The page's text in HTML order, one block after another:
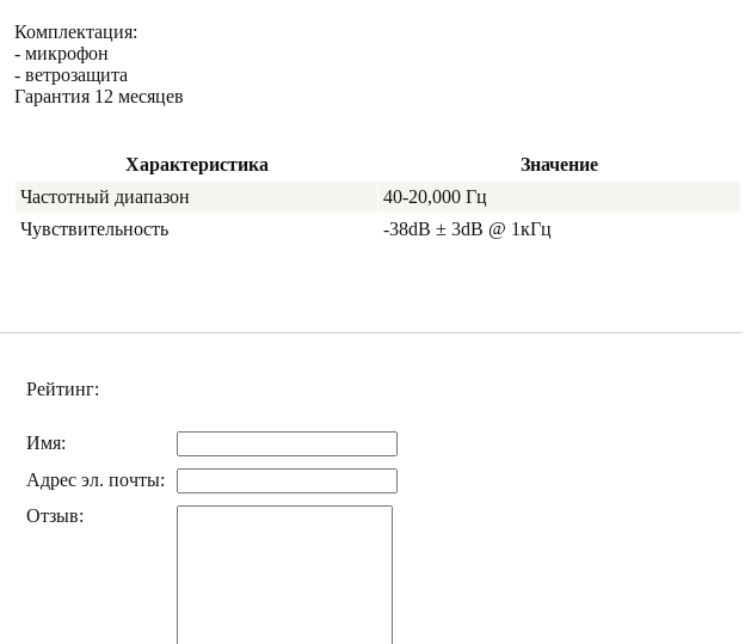
Комплектация:
- микрофон
- ветрозащита
Гарантия 12 месяцев
Характеристика
Значение
Частотный диапазон
40-20,000 Гц
Чувствительность
-38dB ± 3dB @ 1кГц
Рейтинг:
Имя:
Адрес эл. почты:
Отзыв: